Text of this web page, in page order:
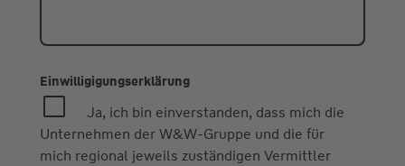
Einwilligigungserklärung
Ja, ich bin einverstanden, dass mich die
Unternehmen der W&W-Gruppe und die für
mich regional jeweils zuständigen Vermittler